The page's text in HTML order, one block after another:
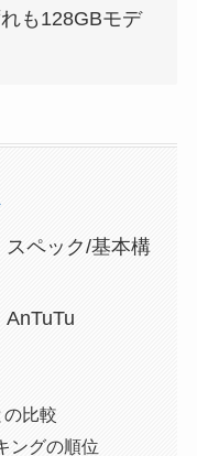
も128GBモデ
スペック/基本構
比較
ングの順位